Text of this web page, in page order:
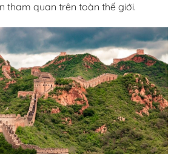
tham quan trên toàn thế giới.